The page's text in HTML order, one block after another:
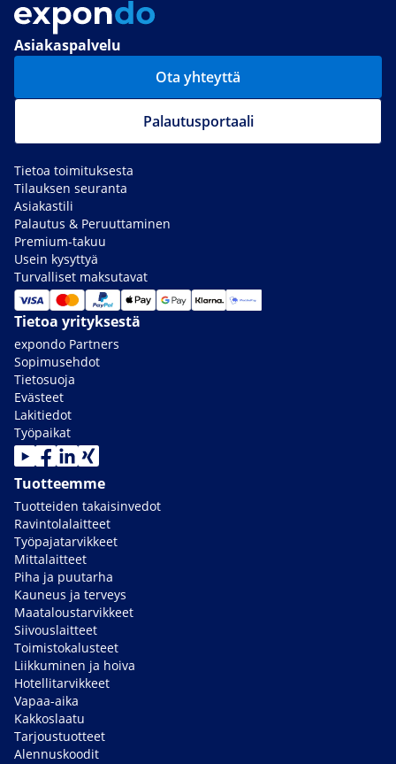
Asiakaspalvelu
Ota yhteyttä
Palautusportaali
Tietoa toimituksesta
Tilauksen seuranta
Asiakastili
Palautus & Peruuttaminen
Premium-takuu
Usein kysyttyä
Turvalliset maksutavat
Tietoa yrityksestä
expondo Partners
Sopimusehdot
Tietosuoja
Evästeet
Lakitiedot
Työpaikat
Tuotteemme
Tuotteiden takaisinvedot
Ravintolalaitteet
Työpajatarvikkeet
Mittalaitteet
Piha ja puutarha
Kauneus ja terveys
Maataloustarvikkeet
Siivouslaitteet
Toimistokalusteet
Liikkuminen ja hoiva
Hotellitarvikkeet
Vapaa-aika
Kakkoslaatu
Tarjoustuotteet
Alennuskoodit